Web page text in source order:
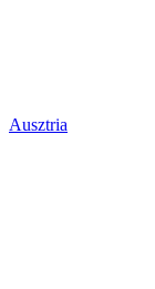
Ausztria